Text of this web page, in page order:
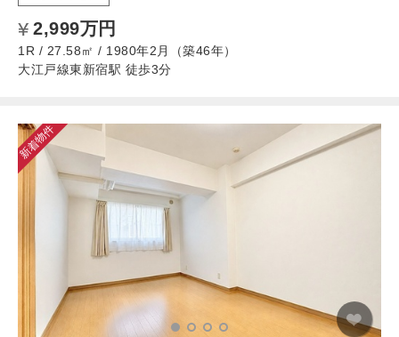
2,999万円
1R / 27.58㎡ / 1980年2月（築46年）
大江戸線東新宿駅 徒歩3分
新着物件